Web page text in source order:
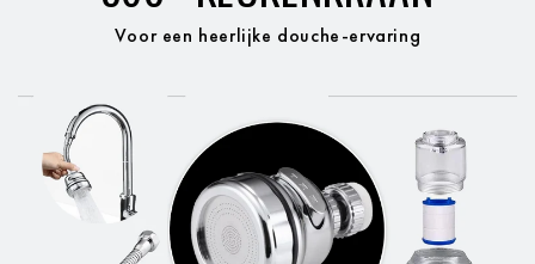
Voor een heerlijke douche-ervaring